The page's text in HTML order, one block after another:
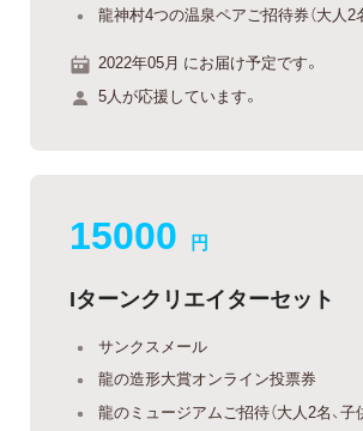
龍神村4つの温泉ペアご招待券（大人2
2022年05月 にお届け予定です。
5人が応援しています。
15000 円
Iターンクリエイターセット
サンクスメール
龍の造形大賞オンライン投票券
龍のミュージアムご招待（大人2名、子